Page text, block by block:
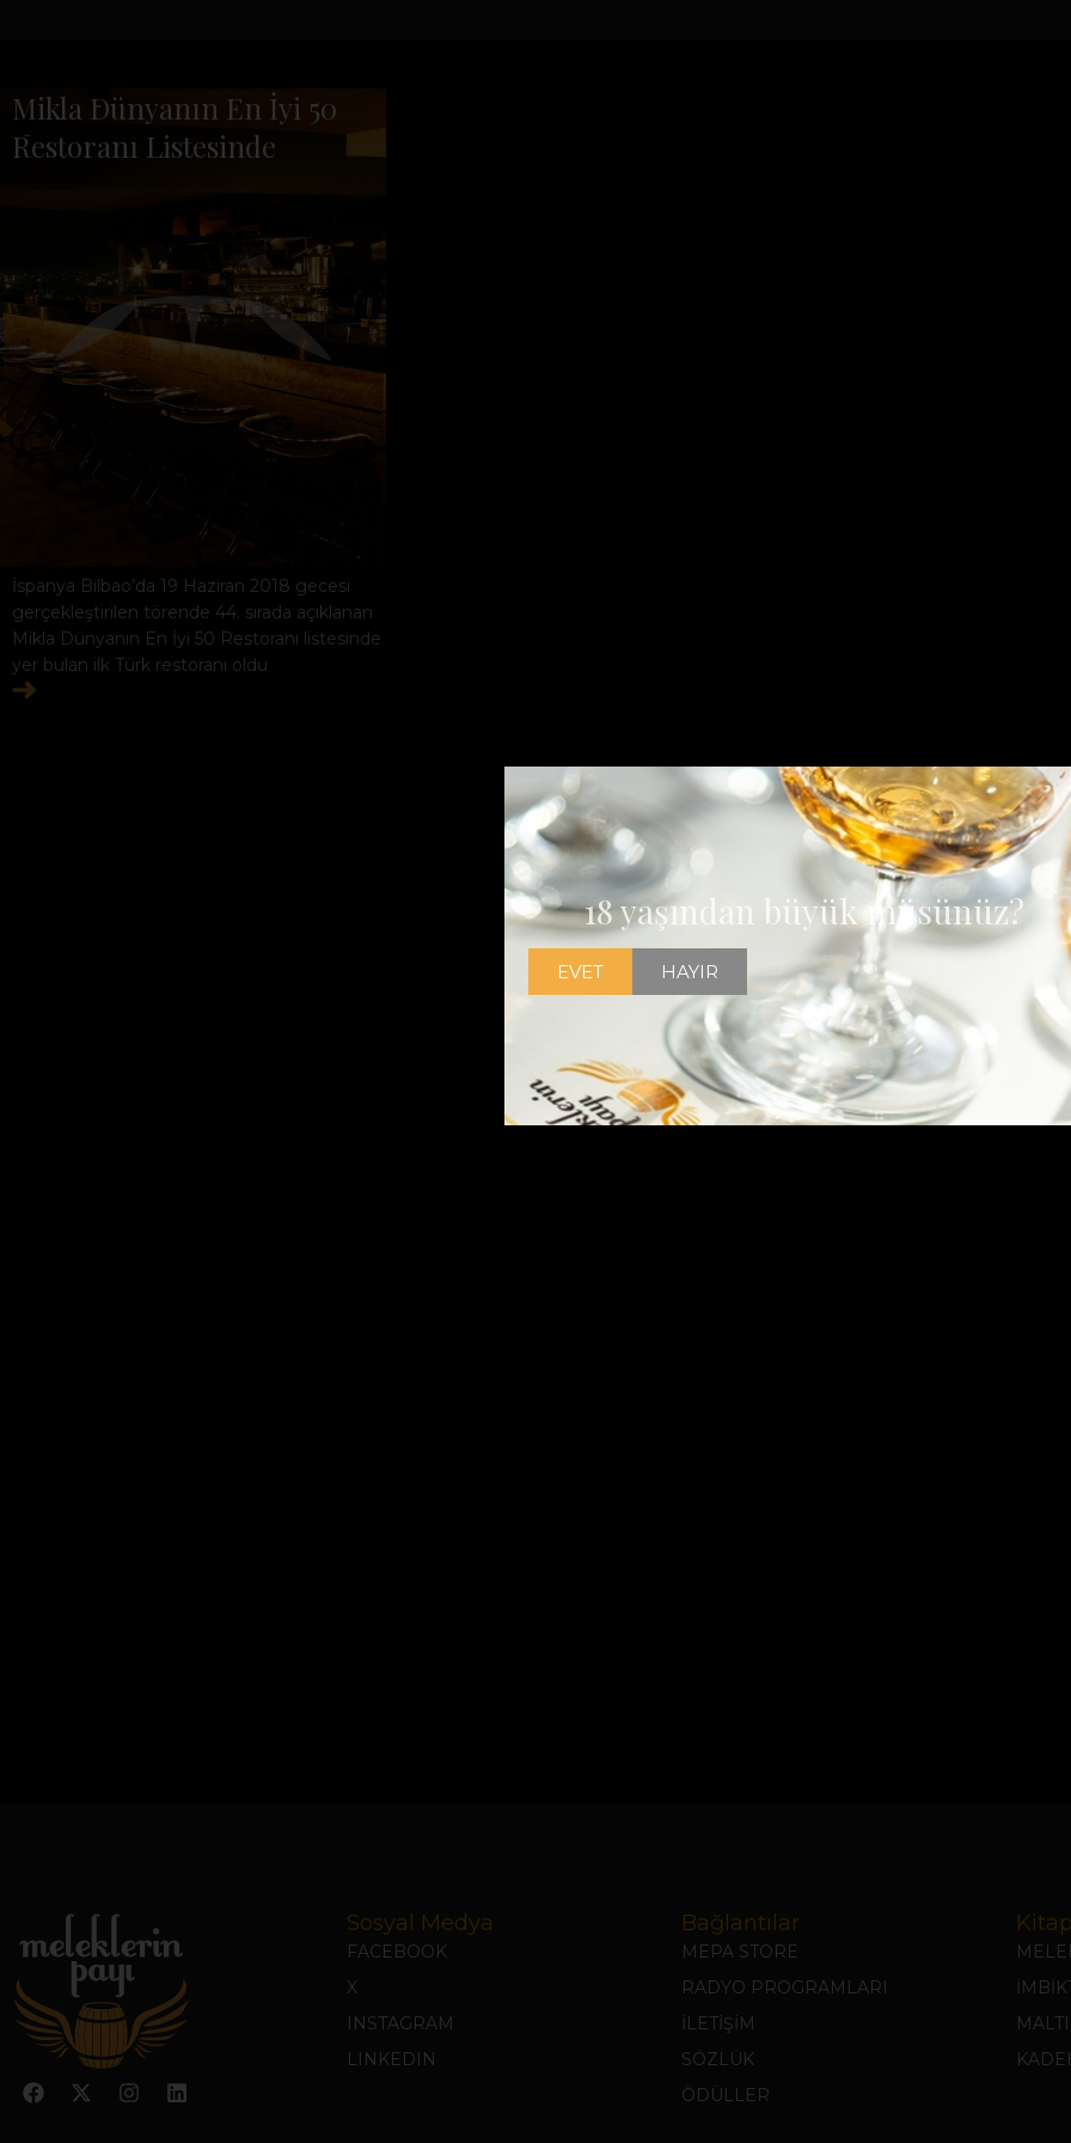
Mikla Dünyanın En İyi 50
Restoranı Listesinde
İspanya Bilbao’da 19 Haziran 2018 gecesi
gerçekleştirilen törende 44. sırada açıklanan
Mikla Dünyanın En İyi 50 Restoranı listesinde
yer bulan ilk Türk restoranı oldu
Sosyal Medya
FACEBOOK
X
INSTAGRAM
LINKEDIN
Bağlantılar
MEPA STORE
RADYO PROGRAMLARI
İLETİŞİM
SÖZLÜK
ÖDÜLLER
18 yaşından büyük müsünüz?
EVET HAYIR